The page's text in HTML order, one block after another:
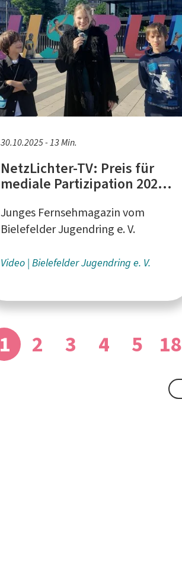
30.10.2025 - 13 Min.
NetzLichter-TV: Preis für
mediale Partizipation 2025,
Junges Fernsehmagazin vom
Bielefelder Jugendring e. V.
Video Bielefelder Jugendring e. V.
1 2 3 4 5 18